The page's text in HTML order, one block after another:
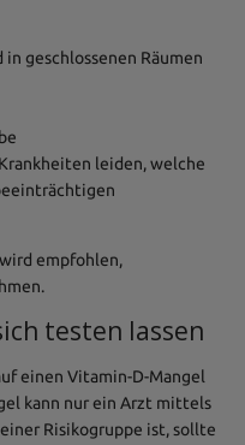
geschlossenen Räumen
leiden, welche
empfohlen,
testen lassen
einen Vitamin-D-Mangel
kann nur ein Arzt mittels
Risikogruppe ist, sollte